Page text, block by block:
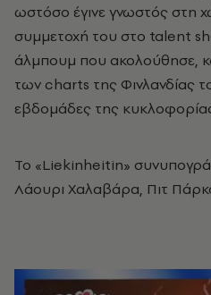
ωστόσο έγινε γνωστός στη
συμμετοχή του στο talent
άλμπουμ που ακολούθησε,
των charts της Φινλανδίας
εβδομάδες της
Το «Liekinheitin»
Λάουρι Χαλαβάρα, Πιτ